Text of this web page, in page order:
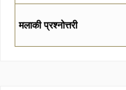
मलाकी प्रश्नोत्तरी